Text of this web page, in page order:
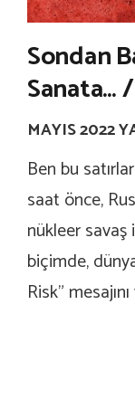
Sondan
Sanata…
MAYIS 2022
Ben bu
saat önce,
nükleer
biçimde,
Risk”